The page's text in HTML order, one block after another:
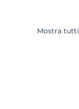
Mostra tutti